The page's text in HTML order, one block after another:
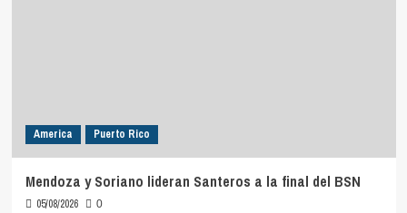
America Puerto Rico
Mendoza y Soriano lideran Santeros a la final del BSN
05/08/2026 0